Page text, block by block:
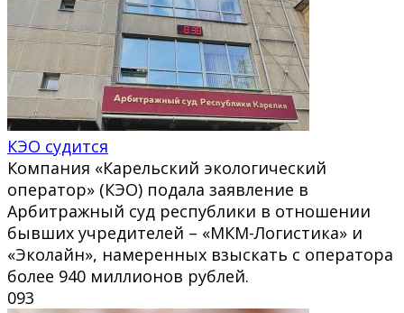
КЭО судится
Компания «Карельский экологический
оператор» (КЭО) подала заявление в
Арбитражный суд республики в отношении
бывших учредителей – «МКМ-Логистика» и
«Эколайн», намеренных взыскать с оператора
более 940 миллионов рублей.
093